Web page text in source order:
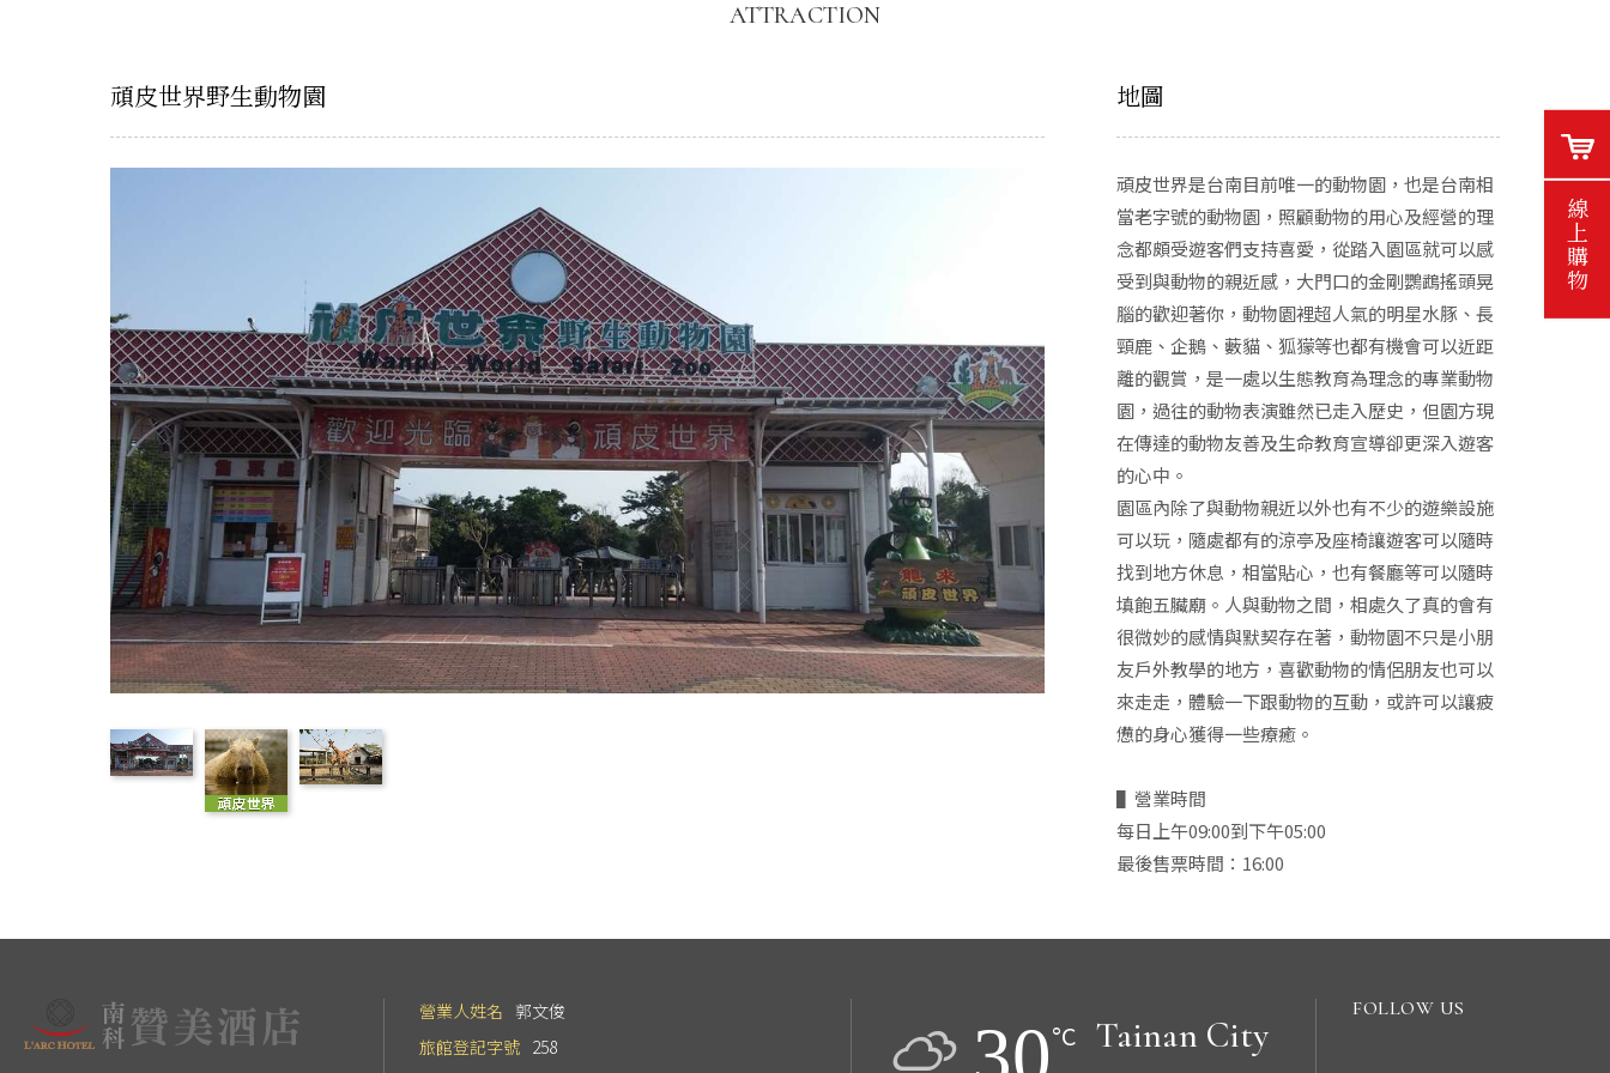
ATTRACTION
頑皮世界野生動物園 地圖
頑皮世界是台南目前唯一的動物園，也是台南相
當老字號的動物園，照顧動物的用心及經營的理
念都頗受遊客們支持喜愛，從踏入園區就可以感
受到與動物的親近感，大門口的金剛鸚鵡搖頭晃
腦的歡迎著你，動物園裡超人氣的明星水豚、長
頸鹿、企鵝、藪貓、狐獴等也都有機會可以近距
離的觀賞，是一處以生態教育為理念的專業動物
園，過往的動物表演雖然已走入歷史，但園方現
在傳達的動物友善及生命教育宣導卻更深入遊客
的心中。
園區內除了與動物親近以外也有不少的遊樂設施
可以玩，隨處都有的涼亭及座椅讓遊客可以隨時
找到地方休息，相當貼心，也有餐廳等可以隨時
填飽五臟廟。人與動物之間，相處久了真的會有
很微妙的感情與默契存在著，動物園不只是小朋
友戶外教學的地方，喜歡動物的情侶朋友也可以
來走走，體驗一下跟動物的互動，或許可以讓疲
憊的身心獲得一些療癒。
▌營業時間
每日上午09:00到下午05:00
最後售票時間：16:00
營業人姓名 郭文俊
旅館登記字號 258
°C Tainan City
FOLLOW US
線上購物